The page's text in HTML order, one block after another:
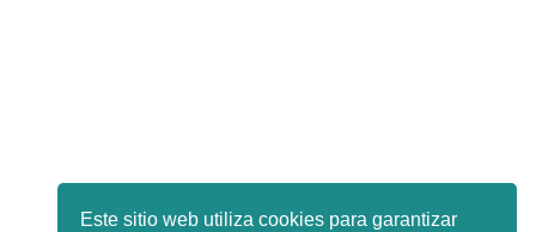
Este sitio web utiliza cookies para garantizar